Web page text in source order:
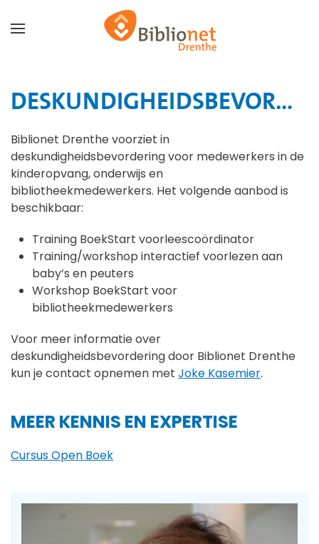
DESKUNDIGHEIDSBEVORDERING
Biblionet Drenthe voorziet in
deskundigheidsbevordering voor medewerkers in de
kinderopvang, onderwijs en
bibliotheekmedewerkers. Het volgende aanbod is
beschikbaar:
Training BoekStart voorleescoördinator
Training/workshop interactief voorlezen aan
baby’s en peuters
Workshop BoekStart voor
bibliotheekmedewerkers
Voor meer informatie over
deskundigheidsbevordering door Biblionet Drenthe
kun je contact opnemen met Joke Kasemier.
MEER KENNIS EN EXPERTISE
Cursus Open Boek